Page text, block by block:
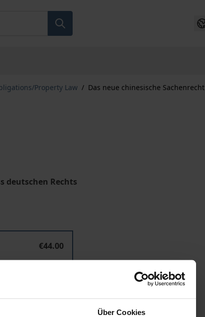
Über Cookies
Property Law / Das neue chinesische Sachenrecht
deutschen Rechts
€44.00